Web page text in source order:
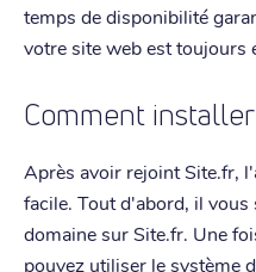
temps de disponibilité
votre site web est toujours
Comment
Après avoir rejoint Site.fr,
facile. Tout d'abord, il
domaine sur Site.fr. Une
pouvez utiliser le système